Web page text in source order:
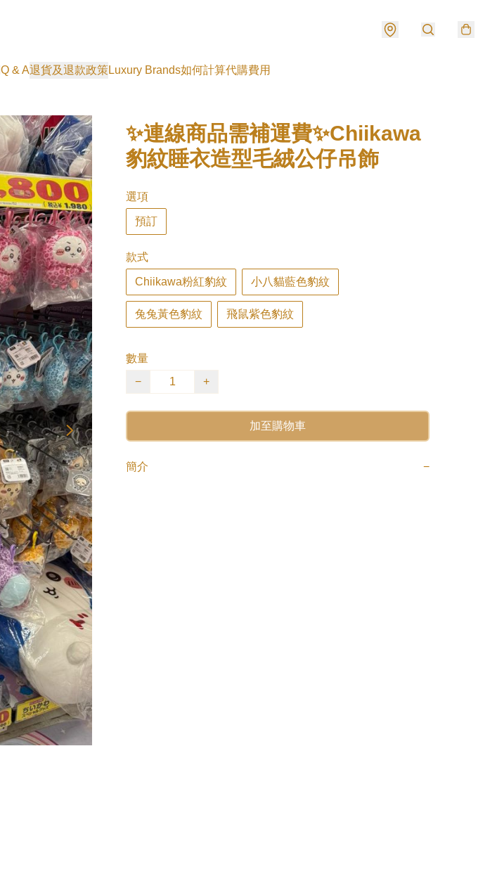
Q & A退貨及退款政策Luxury Brands如何計算代購費用
✨連線商品需補運費✨Chiikawa
豹紋睡衣造型毛絨公仔吊飾
選項
預訂
款式
Chiikawa粉紅豹紋 小八貓藍色豹紋
兔兔黃色豹紋 飛鼠紫色豹紋
數量
−
+
加至購物車
簡介 −